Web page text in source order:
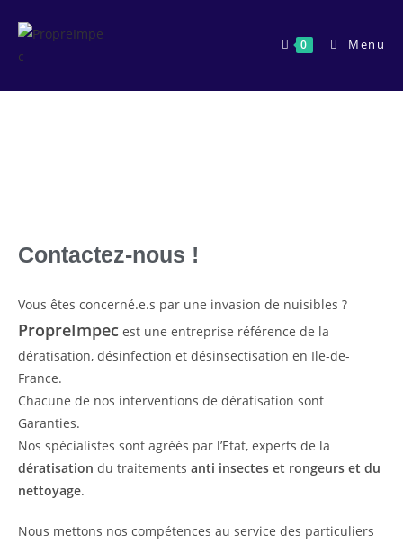
0 Menu
Contactez-nous !
Vous êtes concerné.e.s par une invasion de nuisibles ?
PropreImpec est une entreprise référence de la
dératisation, désinfection et désinsectisation en Ile-de-
France.
Chacune de nos interventions de dératisation sont
Garanties.
Nos spécialistes sont agréés par l’Etat, experts de la
dératisation du traitements anti insectes et rongeurs et du
nettoyage.
Nous mettons nos compétences au service des particuliers